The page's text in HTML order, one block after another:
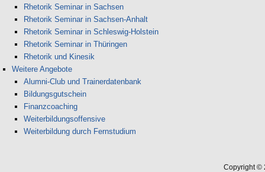
Rhetorik Seminar in Sachsen
Rhetorik Seminar in Sachsen-Anhalt
Rhetorik Seminar in Schleswig-Holstein
Rhetorik Seminar in Thüringen
Rhetorik und Kinesik
Weitere Angebote
Alumni-Club und Trainerdatenbank
Bildungsgutschein
Finanzcoaching
Weiterbildungsoffensive
Weiterbildung durch Fernstudium
Copyright ©